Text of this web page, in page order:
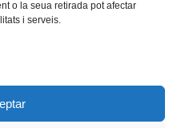
o la seua retirada pot afectar
i serveis.
Flickr
PROGRAMES